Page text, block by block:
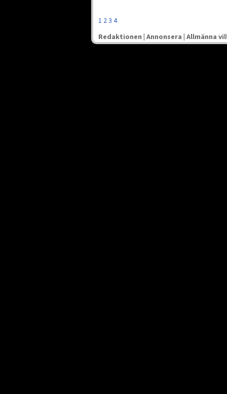
1 23 4
Redaktionen | Annonsera | Allmänna